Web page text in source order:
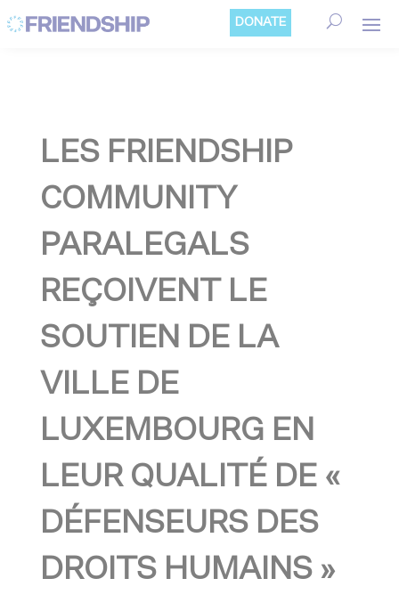
DONATE
LES FRIENDSHIP
COMMUNITY
PARALEGALS
REÇOIVENT LE
SOUTIEN DE LA
VILLE DE
LUXEMBOURG EN
LEUR QUALITÉ DE «
DÉFENSEURS DES
DROITS HUMAINS »